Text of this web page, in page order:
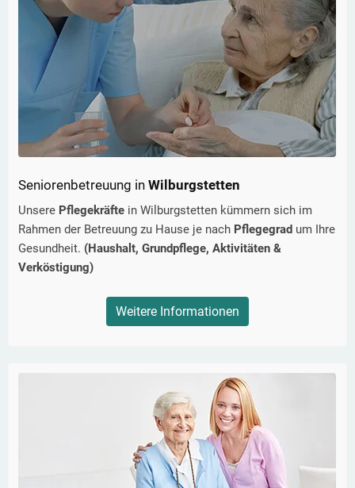
Seniorenbetreuung in Wilburgstetten
Unsere Pflegekräfte in Wilburgstetten kümmern sich im
Rahmen der Betreuung zu Hause je nach Pflegegrad um Ihre
Gesundheit. (Haushalt, Grundpflege, Aktivitäten &
Verköstigung)
Weitere Informationen